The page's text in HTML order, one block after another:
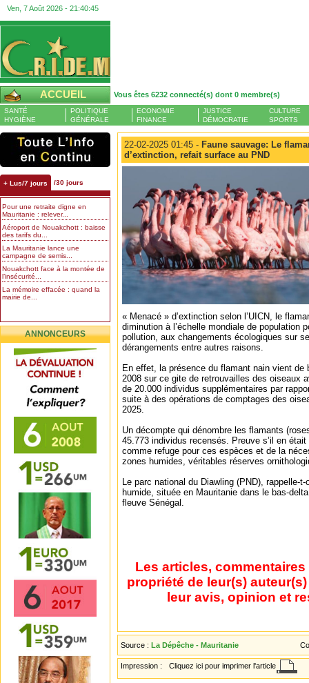
Ven, 7 Août 2026 - 21:40:45
ACCUEIL Vous êtes 6232 connecté(s) dont 0 membre(s)
SANTÉ
HYGIÈNE
POLITIQUE
GÉNÉRALE
ECONOMIE
FINANCE
JUSTICE
DÉMOCRATIE
CULTURE
SPORTS
+ Lus/7 jours /30 jours
Pour une retraite digne en
Mauritanie : relever...
Aéroport de Nouakchott : baisse
des tarifs du...
La Mauritanie lance une
campagne de semis...
Nouakchott face à la montée de
l’insécurité...
La mémoire effacée : quand la
mairie de...
ANNONCEURS
22-02-2025 01:45 - Faune sauvage: Le
d’extinction, refait surface au PND
« Menacé » d’extinction selon l’UICN, le
diminution à l’échelle mondiale de population
pollution, aux changements écologiques sur
dérangements entre autres raisons.
En effet, la présence du flamant nain vient de
2008 sur ce gite de retrouvailles des oiseaux
de 20.000 individus supplémentaires par
suite à des opérations de comptages des
2025.
Un décompte qui dénombre les flamants
45.773 individus recensés. Preuve s’il en
comme refuge pour ces espèces et de la
zones humides, véritables réserves
Le parc national du Diawling (PND), rappelle-
humide, située en Mauritanie dans le bas-
fleuve Sénégal.
Les articles,
propriété de leur(s)
leur avis, opinion et
Source : La Dépêche - Mauritanie
Impression : Cliquez ici pour imprimer l'article